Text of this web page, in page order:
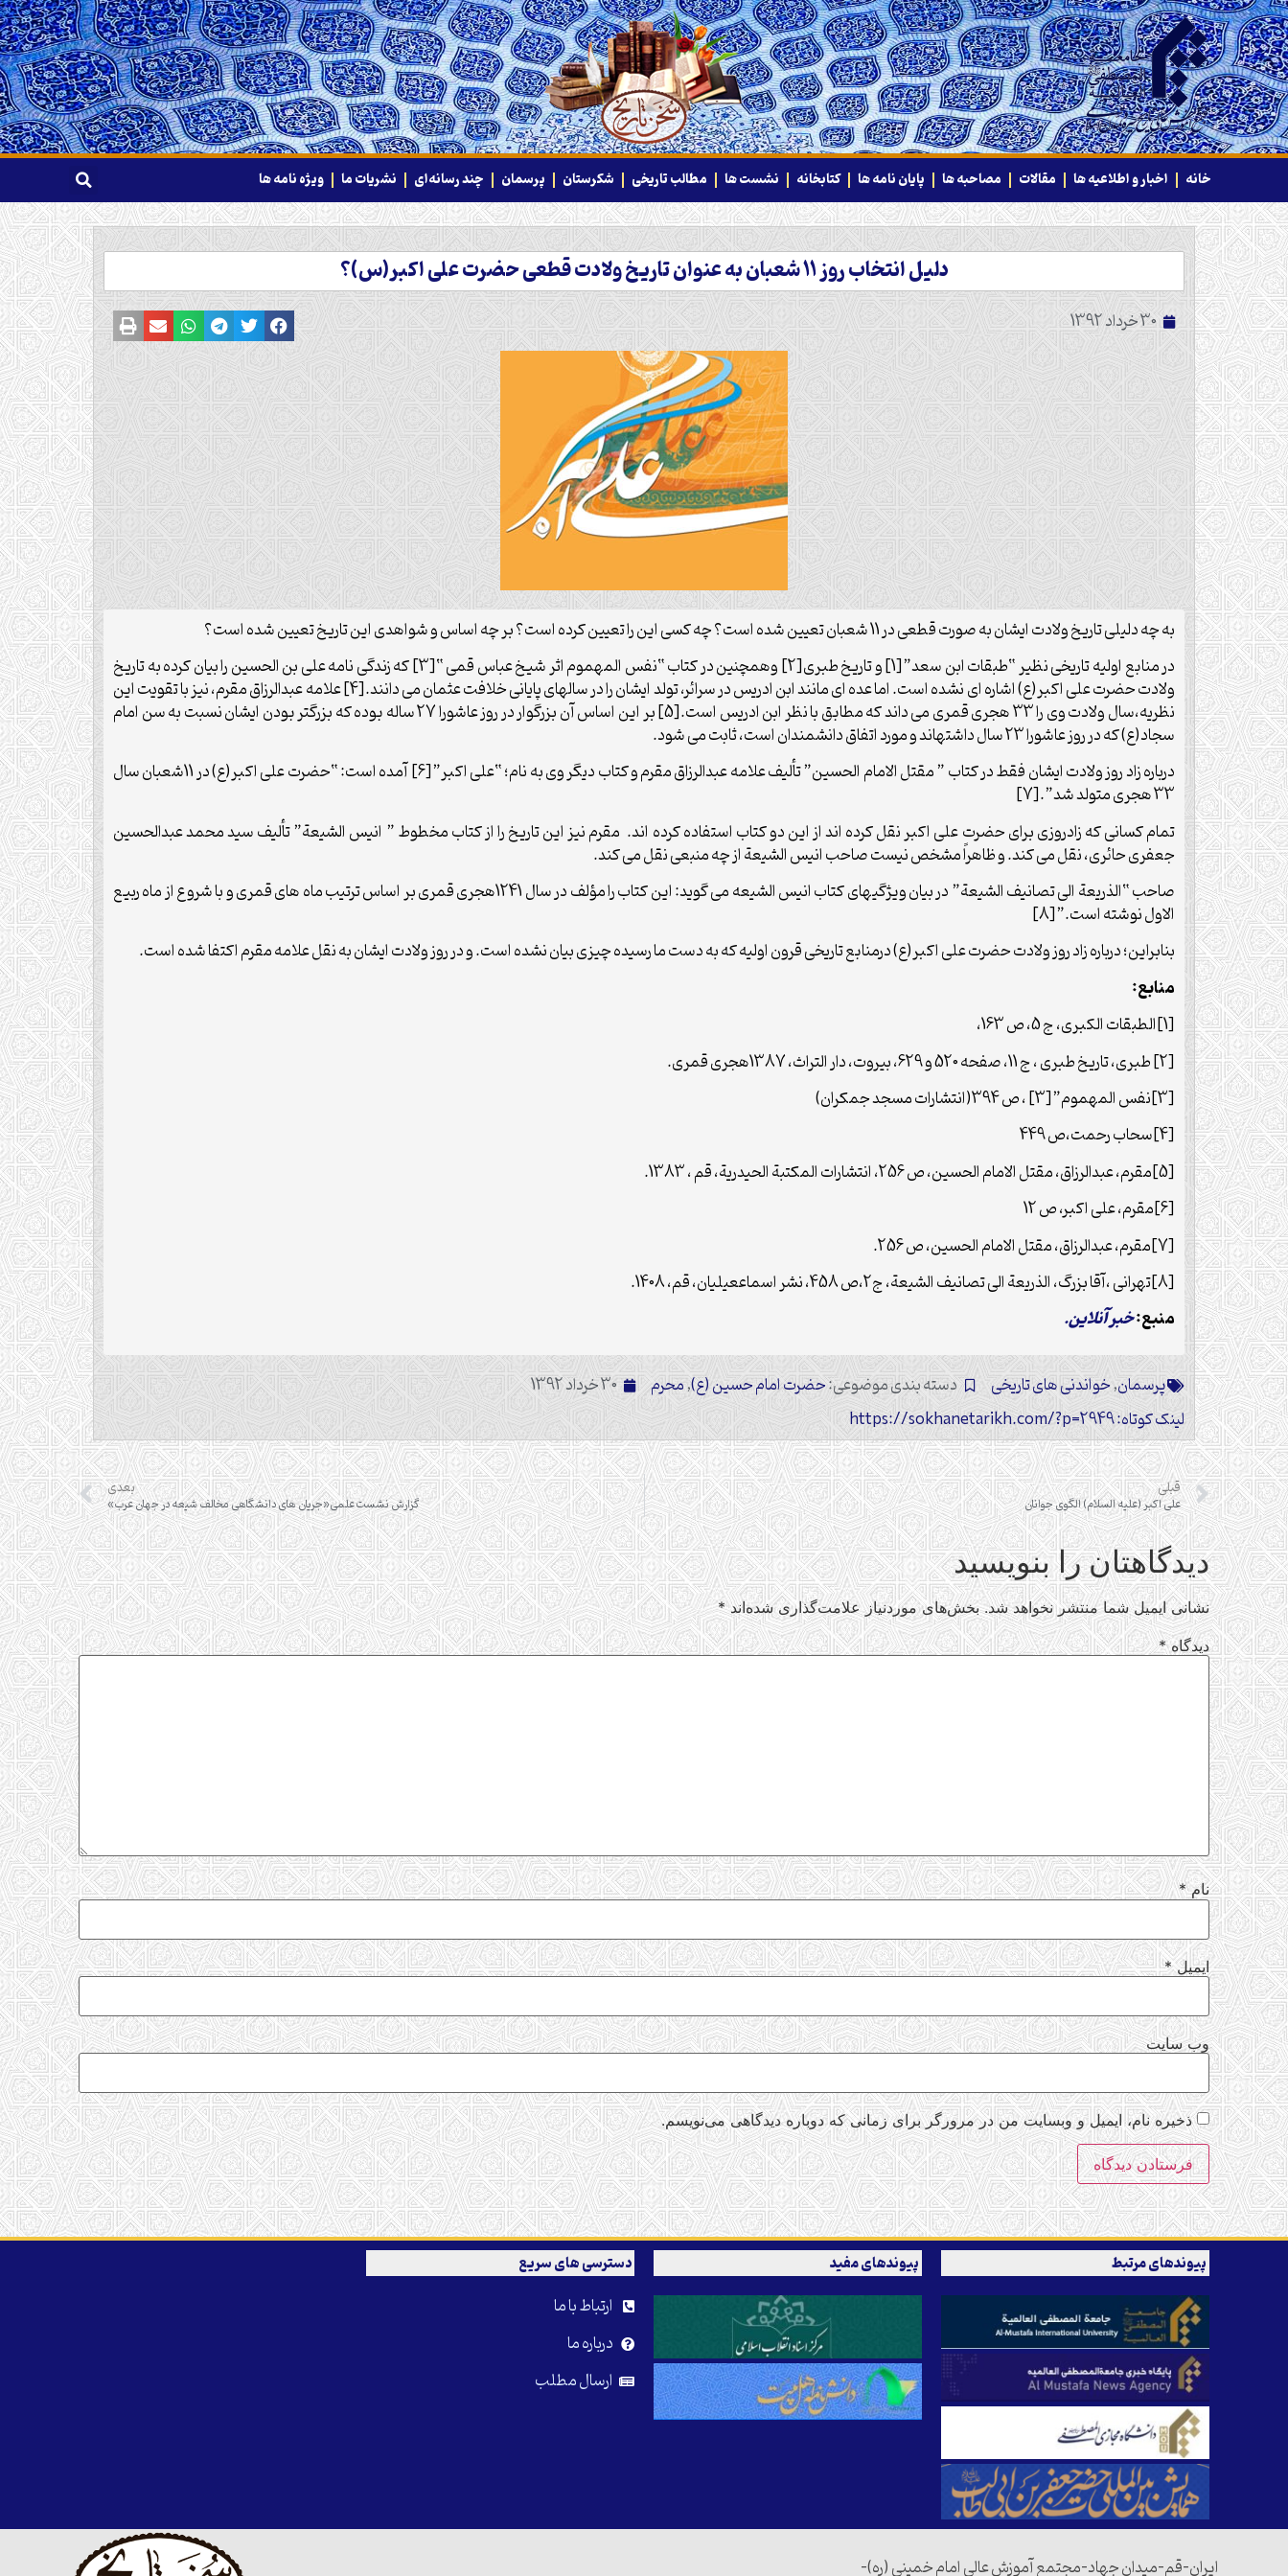
خانه اخبار و اطلاعیه ها مقالات مصاحبه ها پایان نامه ها کتابخانه نشست ها مطالب تاریخی شکرستان پرسمان چند رسانه‌ای نشریات ما ویژه نامه ها
دلیل انتخاب روز 11 شعبان به عنوان تاریخ ولادت قطعی حضرت علی اکبر(س)؟
30 خرداد 1392
به چه دلیلی تاریخ ولادت ایشان به صورت قطعی در 11 شعبان تعیین شده است؟ چه کسی این را تعیین کرده است؟ بر چه اساس و شواهدی این تاریخ تعیین شده است؟
در منابع اولیه تاریخی نظیر “طبقات ابن سعد”[1] و تاریخ طبری[2] وهمچنین در کتاب “نفس المهموم اثر شیخ عباس قمی “[3] که زندگی نامه علی بن الحسین را بیان کرده به تاریخ
ولادت حضرت علی اکبر(ع) اشاره ای نشده است. اما عده ای مانند ابن ادریس در سرائر، تولد ایشان را در سالهای پایانی خلافت عثمان می دانند.[4] علامه عبدالرزاق مقرم، نیز با تقویت این
نظریه،سال ولادت وی را 33 هجری قمری می داند که مطابق با نظر ابن ادریس است.[5] بر این اساس آن بزرگوار در روز عاشورا 27 ساله بوده که بزرگتر بودن ایشان نسبت به سن امام
سجاد(ع) که در روز عاشورا 23 سال داشته‏اند و مورد اتفاق دانشمندان است، ثابت می شود.
درباره زاد روز ولادت ایشان فقط در کتاب ” مقتل الامام الحسین” تألیف علامه عبدالرزاق مقرم و کتاب دیگر وی به نام؛ “علی اکبر”[6] آمده است: “حضرت علی اکبر(ع) در 11شعبان سال
33 هجری متولد شد”.[7]
تمام کسانی که زادروزی برای حضرت علی اکبر نقل کرده اند از این دو کتاب استفاده کرده اند. مقرم نیز این تاریخ را از کتاب مخطوط ” انیس الشیعة” تألیف سید محمد عبدالحسین
جعفری حائری، نقل می کند. و ظاهراً مشخص نیست صاحب انیس الشیعة از چه منبعی نقل می کند.
صاحب “الذریعة الی تصانیف الشیعة” در بیان ویژگیهای کتاب انیس الشیعه می گوید: این کتاب را مؤلف در سال 1241هجری قمری بر اساس ترتیب ماه های قمری و با شروع از ماه ربیع
الاول نوشته است.”[8]
بنابراین؛ درباره زاد روز ولادت حضرت علی اکبر(ع) درمنابع تاریخی قرون اولیه که به دست ما رسیده چیزی بیان نشده است. و در روز ولادت ایشان به نقل علامه مقرم اکتفا شده است.
منابع:
[1]الطبقات الکبری، ج 5، ص 163،
[2] طبری، تاریخ طبری ، ج 11، صفحه 520 و 629، بیروت، دار التراث، 1387هجری قمری.
[3]نفس المهموم”[3] ، ص 394(انتشارات مسجد جمکران)
[4]سحاب رحمت،ص 449
[5]مقرم، عبدالرزاق، مقتل الامام الحسین، ص 256، انتشارات المکتبة الحیدریة، قم ، 1383.
[6]مقرم، علی اکبر، ص 12
[7]مقرم، عبدالرزاق، مقتل الامام الحسین، ص 256.
[8]تهرانی ،آقا بزرگ، الذریعة الی تصانیف الشیعة، ج2،ص 458، نشر اسماععیلیان، قم، 1408.
منبع:خبر آنلاین.
پرسمان,خواندنی های تاریخی دسته بندی موضوعی:حضرت امام حسین (ع),محرم
30 خرداد 1392
لینک کوتاه: https://sokhanetarikh.com/?p=2949
قبلی
علی اکبر (علیه السلام) الگوی جوانان
بعدی
گزارش نشست علمی«جریان های دانشگاهی مخالف شیعه در جهان عرب»
دیدگاهتان را بنویسید
نشانی ایمیل شما منتشر نخواهد شد. بخش‌های موردنیاز علامت‌گذاری شده‌اند*
دیدگاه*
نام*
ایمیل*
وب‌ سایت
ذخیره نام، ایمیل و وبسایت من در مرورگر برای زمانی که دوباره دیدگاهی می‌نویسم.
پیوندهای مرتبط پیوندهای مفید دسترسی های سریع
ارتباط با ما
درباره ما
ارسال مطلب
ایران-قم-میدان جهاد-مجتمع آموزش عالی امام خمینی (ره)-